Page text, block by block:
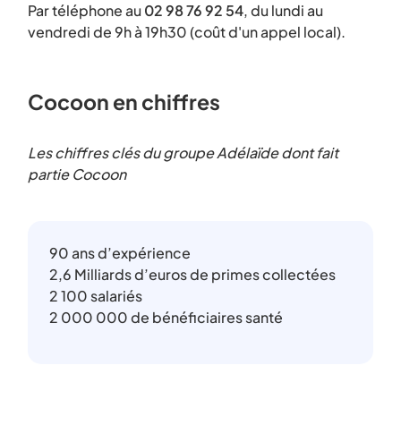
Par téléphone au02 98 76 92 54, du lundi au
vendredi de 9h à 19h30 (coût d'un appel local).
Cocoon en chiffres
Les chiffres clés du groupe Adélaïde dont fait
partie Cocoon
90 ans d’expérience
2,6 Milliards d’euros de primes collectées
2 100 salariés
2 000 000 de bénéficiaires santé